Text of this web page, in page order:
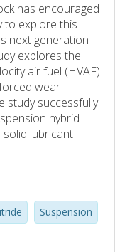
has encouraged
to explore this
next generation
explores the
air fuel (HVAF)
wear
study successfully
hybrid
lubricant
were
the tribological
(hBN)-
better
Suspension